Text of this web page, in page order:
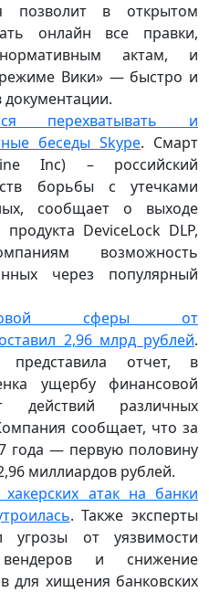
позволит в открытом
онлайн все правки,
актам, и
режиме Вики» — быстро и
перехватывать и
беседы Skype. Смарт
Inc) – российский
борьбы с утечками
сообщает о выходе
DeviceLock DLP,
возможность
через популярный
сферы от
2,96 млрд рублей.
представила отчет, в
ущербу финансовой
различных
сообщает, что за
года — первую половину
миллиардов рублей.
атак на банки
. Также эксперты
угрозы от уязвимости
вендеров и снижение
для хищения банковских